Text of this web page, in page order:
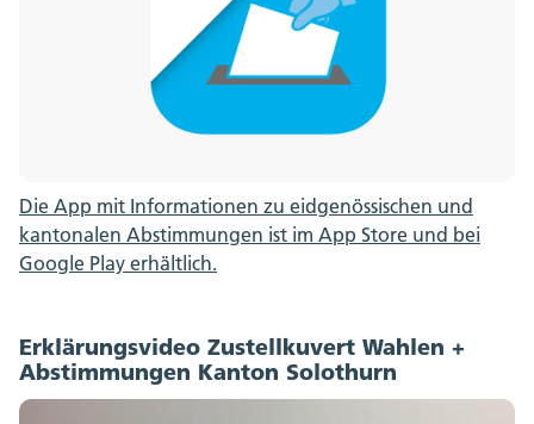
Die App mit Informationen zu eidgenössischen und
kantonalen Abstimmungen ist im App Store und bei
Google Play erhältlich.
Erklärungsvideo Zustellkuvert Wahlen +
Abstimmungen Kanton Solothurn